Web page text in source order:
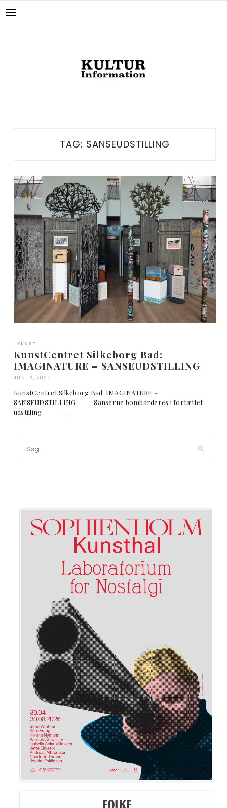
TAG: SANSEUDSTILLING
KUNST
KunstCentret Silkeborg Bad:
IMAGINATURE – SANSEUDSTILLING
JUNI 6, 2025
KunstCentret Silkeborg Bad: IMAGINATURE –
SANSEUDSTILLING Sanserne bombarderes i fortættet
udstilling …